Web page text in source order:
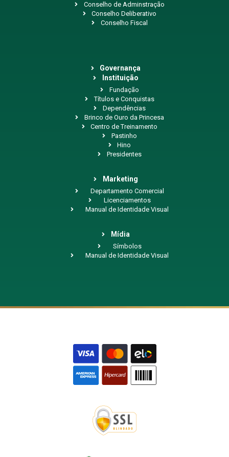
Conselho de Adminstração
Conselho Deliberativo
Conselho Fiscal
Governança
Instituição
Fundação
Títulos e Conquistas
Dependências
Brinco de Ouro da Princesa
Centro de Treinamento
Pastinho
Hino
Presidentes
Marketing
Departamento Comercial
Licenciamentos
Manual de Identidade Visual
Mídia
Símbolos
Manual de Identidade Visual